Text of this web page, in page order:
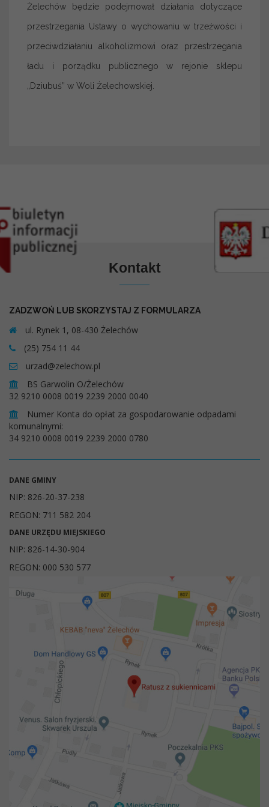
Żelechów będzie podejmował działania dotyczące
przestrzegania Ustawy o wychowaniu w trzeźwości i
przeciwdziałaniu alkoholizmowi oraz przestrzegania
ładu i porządku publicznego w rejonie sklepu
„Dziubuś” w Woli Żelechowskiej.
Kontakt
ZADZWOŃ LUB SKORZYSTAJ Z FORMULARZA
ul. Rynek 1, 08-430 Żelechów
(25) 754 11 44
urzad@zelechow.pl
BS Garwolin O/Żelechów
32 9210 0008 0019 2239 2000 0040
Numer Konta do opłat za gospodarowanie odpadami
komunalnymi:
34 9210 0008 0019 2239 2000 0780
DANE GMINY
NIP: 826-20-37-238
REGON: 711 582 204
DANE URZĘDU MIEJSKIEGO
NIP: 826-14-30-904
REGON: 000 530 577